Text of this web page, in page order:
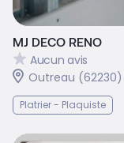
MJ DECO RENO
Aucun avis
Outreau (62230)
Platrier - Plaquiste